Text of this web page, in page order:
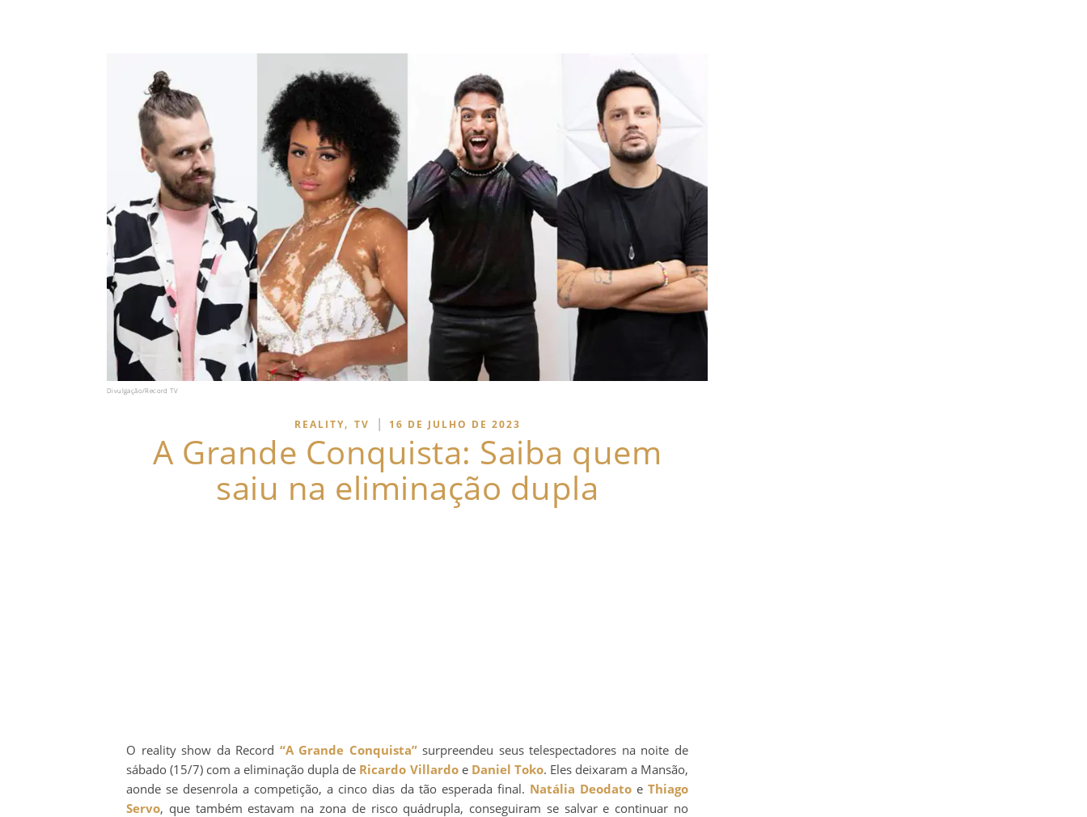
Divulgação/Record TV
REALITY, TV | 16 DE JULHO DE 2023
A Grande Conquista: Saiba quem
saiu na eliminação dupla
O reality show da Record “A Grande Conquista”surpreendeu seus telespectadores na noite de
sábado (15/7) com a eliminação dupla de Ricardo Villardoe Daniel Toko. Eles deixaram a Mansão,
aonde se desenrola a competição, a cinco dias da tão esperada final. Natália DeodatoeThiago
Servo, que também estavam na zona de risco quádrupla, conseguiram se salvar e continuar no